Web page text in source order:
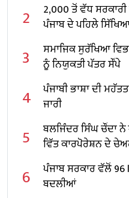
2
2,000 ਤੋਂ ਵੱਧ
ਪੰਜਾਬ ਦੇ ਪਹਿਲੇ
3
ਸਮਾਜਿਕ ਸੁਰੱਖਿਆ
ਨੂੰ ਨਿਯੁਕਤੀ ਪੱਤਰ ਸੌਂਪੇ
4
ਪੰਜਾਬੀ ਭਾਸ਼ਾ ਦੀ
ਜਾਰੀ
5
ਬਲਜਿੰਦਰ ਸਿੰਘ ਚੌਂਦਾ
ਵਿੱਤ ਕਾਰਪੋਰੇਸ਼ਨ ਦੇ
6
ਪੰਜਾਬ ਸਰਕਾਰ ਵੱਲੋਂ 96
ਬਦਲੀਆਂ